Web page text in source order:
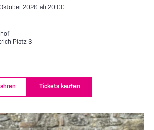
2026 ab 20:00
Platz 3
Tickets kaufen